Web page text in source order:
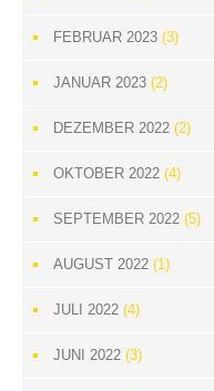
FEBRUAR 2023 (3)
JANUAR 2023 (2)
DEZEMBER 2022 (2)
OKTOBER 2022 (4)
SEPTEMBER 2022 (5)
AUGUST 2022 (1)
JULI 2022 (4)
JUNI 2022 (3)